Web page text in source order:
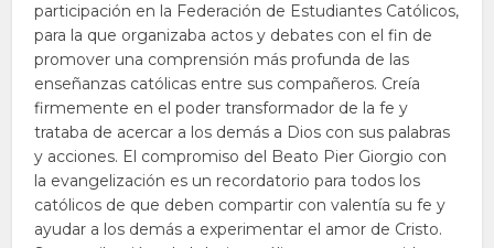
participación en la Federación de Estudiantes Católicos,
para la que organizaba actos y debates con el fin de
promover una comprensión más profunda de las
enseñanzas católicas entre sus compañeros. Creía
firmemente en el poder transformador de la fe y
trataba de acercar a los demás a Dios con sus palabras
y acciones. El compromiso del Beato Pier Giorgio con
la evangelización es un recordatorio para todos los
católicos de que deben compartir con valentía su fe y
ayudar a los demás a experimentar el amor de Cristo.